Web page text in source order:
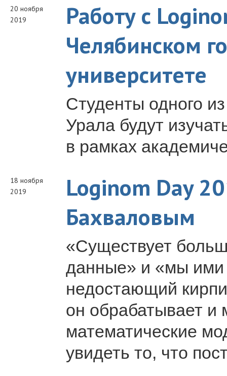
20 ноября
2019
Работу с
Челябинском
университете
Студенты одного
Урала будут
в рамках
18 ноября
2019
Loginom Day
Бахваловым
«Существует
данные» и «мы
недостающий
он обрабатывает и
математические
увидеть то, что